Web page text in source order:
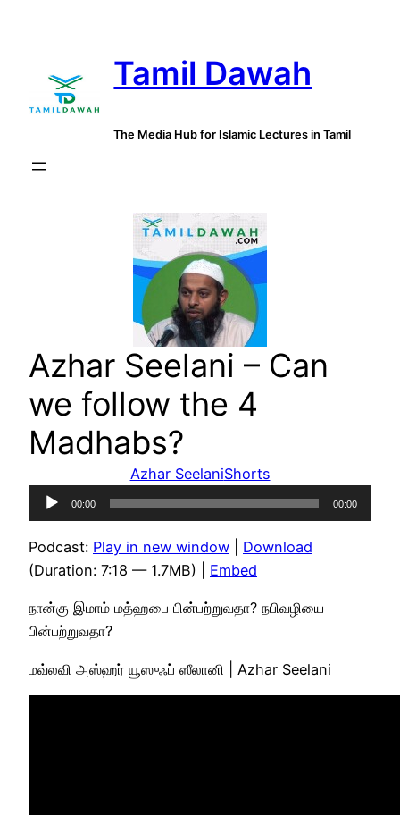
Tamil Dawah
The Media Hub for Islamic Lectures in Tamil
Azhar Seelani – Can
we follow the 4
Madhabs?
Azhar SeelaniShorts
Audio
Player
00:00 00:00
Podcast: Play in new window
Download
(Duration: 7:18 — 1.7MB) | Embed
நான்கு இமாம் மத்ஹபை பின்பற்றுவதா? நபிவழியை
பின்பற்றுவதா?
மவ்லவி அஸ்ஹர் யூஸுஃப் ஸீலானி | Azhar Seelani